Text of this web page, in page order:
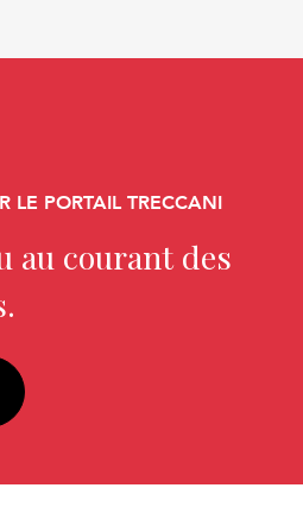
LE PORTAIL TRECCANI
au courant des